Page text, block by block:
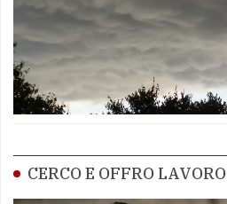
CERCO E OFFRO LAVORO